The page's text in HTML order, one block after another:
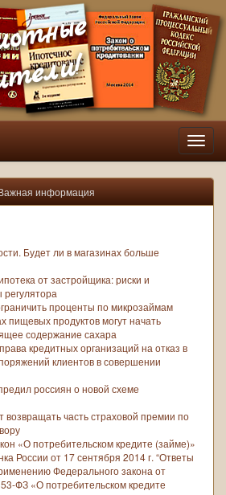
информация
Будет ли в магазинах больше
от застройщика: риски и
проценты по микрозаймам
пищевых продуктов могут начать
содержание сахара
кредитных организаций на отказ в
клиентов в совершении
россиян о новой схеме
возвращать часть страховой премии по
«О потребительском кредите (займе)»
России от 17 сентября 2014 г. “Ответы
Федерального закона от
ФЗ «О потребительском кредите